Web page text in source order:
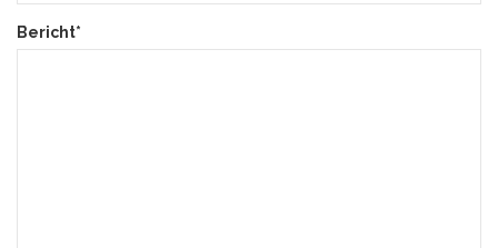
Bericht*